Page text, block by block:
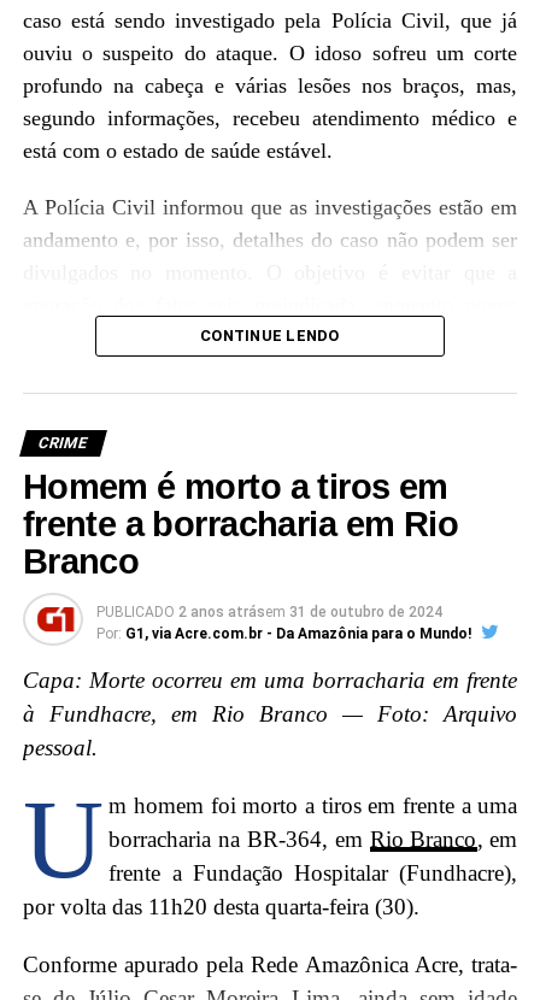
caso está sendo investigado pela Polícia Civil, que já
ouviu o suspeito do ataque. O idoso sofreu um corte
profundo na cabeça e várias lesões nos braços, mas,
segundo informações, recebeu atendimento médico e
está com o estado de saúde estável.
A Polícia Civil informou que as investigações estão em
andamento e, por isso, detalhes do caso não podem ser
desdobramentos são esperados nas próximas horas para
CONTINUE LENDO
CRIME
Homem é morto a tiros em
frente a borracharia em Rio
Branco
PUBLICADO 2 anos atrásem 31 de outubro de 2024
Por: G1, via Acre.com.br - Da Amazônia para o Mundo!
Capa: Morte ocorreu em uma borracharia em frente
à Fundhacre, em Rio Branco — Foto: Arquivo
pessoal.
U m homem foi morto a tiros em frente a uma
borracharia na BR-364, em Rio Branco, em
frente a Fundação Hospitalar (Fundhacre),
por volta das 11h20 desta quarta-feira (30).
Conforme apurado pela Rede Amazônica Acre, trata-